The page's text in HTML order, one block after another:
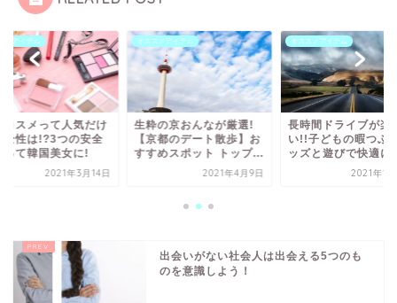
メアイテム
の京おんなが厳選!
都のデート散歩】お
めスポット トップ...
2021年4月9日
オススメアイテム
長時間ドライブが楽し
い!!子どもの暇つぶしグ
ッズと遊びで快適に?!
2021年12月5日
オススメアイテム
韓国コスメって人気
ど安全性は!?3つの
を守って韓国美女に!
2021年3
出会いがない社会人は出会える5つのも
のを意識しよう！